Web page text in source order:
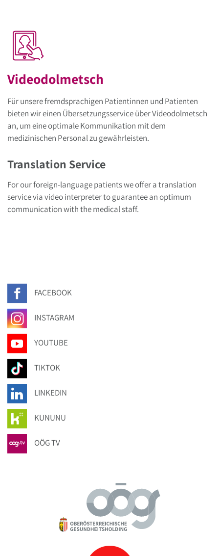
Videodolmetsch
Für unsere fremdsprachigen Patientinnen und Patienten
bieten wir einen Übersetzungsservice über Videodolmetsch
an, um eine optimale Kommunikation mit dem
medizinischen Personal zu gewährleisten.
Translation Service
For our foreign-language patients we offer a translation
service via video interpreter to guarantee an optimum
communication with the medical staff.
FACEBOOK
INSTAGRAM
YOUTUBE
TIKTOK
LINKEDIN
KUNUNU
OÖG TV